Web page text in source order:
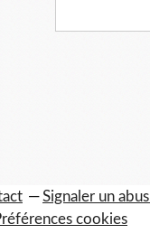
Signaler un abus
cookies